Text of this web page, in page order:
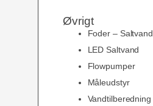
Øvrigt
Foder – Saltvand
LED Saltvand
Flowpumper
Måleudstyr
Vandtilberedning